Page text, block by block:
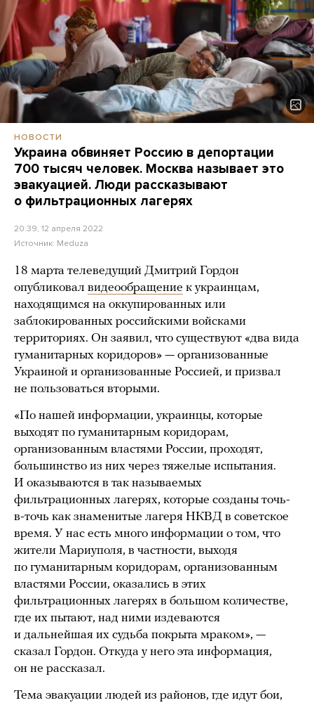
НОВОСТИ
Украина обвиняет Россию в депортации
700 тысяч человек. Москва называет это
эвакуацией. Люди рассказывают
о фильтрационных лагерях
20:39, 12 апреля 2022
Источник: Meduza
18 марта телеведущий Дмитрий Гордон
опубликовал видеообращение к украинцам,
находящимся на оккупированных или
заблокированных российскими войсками
территориях. Он заявил, что существуют «два вида
гуманитарных коридоров» — организованные
Украиной и организованные Россией, и призвал
не пользоваться вторыми.
«По нашей информации, украинцы, которые
выходят по гуманитарным коридорам,
организованным властями России, проходят,
большинство из них через тяжелые испытания.
И оказываются в так называемых
фильтрационных лагерях, которые созданы точь-
в-точь как знаменитые лагеря НКВД в советское
время. У нас есть много информации о том, что
жители Мариуполя, в частности, выходя
по гуманитарным коридорам, организованным
властями России, оказались в этих
фильтрационных лагерях в большом количестве,
где их пытают, над ними издеваются
и дальнейшая их судьба покрыта мраком», —
сказал Гордон. Откуда у него эта информация,
он не рассказал.
Тема эвакуации людей из районов, где идут бои,